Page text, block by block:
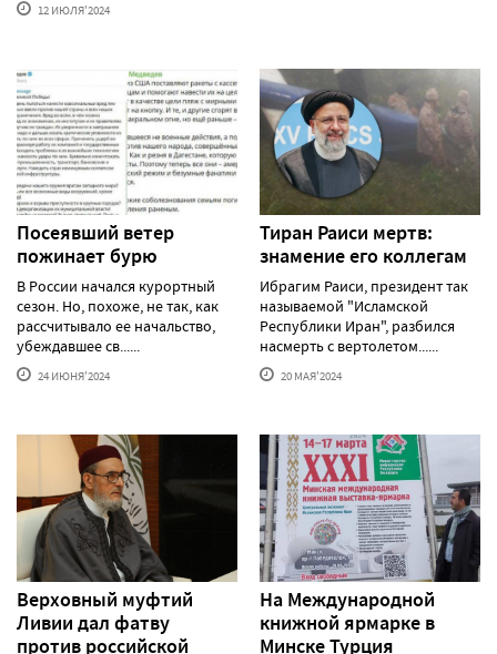
12 ИЮЛЯ'2024
Посеявший ветер
пожинает бурю
В России начался курортный
сезон. Но, похоже, не так, как
рассчитывало ее начальство,
убеждавшее св......
24 ИЮНЯ'2024
Тиран Раиси мертв:
знамение его коллегам
Ибрагим Раиси, президент так
называемой "Исламской
Республики Иран", разбился
насмерть с вертолетом......
20 МАЯ'2024
Верховный муфтий
Ливии дал фатву
против российской
На Международной
книжной ярмарке в
Минске Турция